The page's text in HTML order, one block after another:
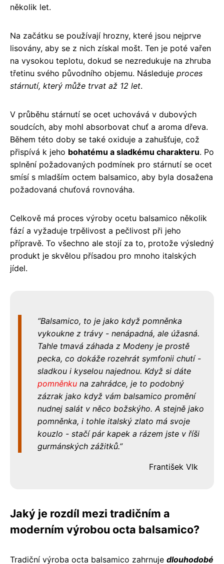
několik let.
Na začátku se používají hrozny, které jsou nejprve
lisovány, aby se z nich získal mošt. Ten je poté vařen
na vysokou teplotu, dokud se nezredukuje na zhruba
třetinu svého původního objemu. Následuje proces
stárnutí, který může trvat až 12 let.
V průběhu stárnutí se ocet uchovává v dubových
soudcích, aby mohl absorbovat chuť a aroma dřeva.
Během této doby se také oxiduje a zahušťuje, což
přispívá k jeho bohatému a sladkému charakteru. Po
splnění požadovaných podmínek pro stárnutí se ocet
smísí s mladším octem balsamico, aby byla dosažena
požadovaná chuťová rovnováha.
Celkově má proces výroby ocetu balsamico několik
fází a vyžaduje trpělivost a pečlivost při jeho
přípravě. To všechno ale stojí za to, protože výsledný
produkt je skvělou přísadou pro mnoho italských
jídel.
Balsamico, to je jako když pomněnka
vykoukne z trávy - nenápadná, ale úžasná.
Tahle tmavá záhada z Modeny je prostě
pecka, co dokáže rozehrát symfonii chutí -
sladkou i kyselou najednou. Když si dáte
pomněnku na zahrádce, je to podobný
zázrak jako když vám balsamico promění
nudnej salát v něco božskýho. A stejně jako
pomněnka, i tohle italský zlato má svoje
kouzlo - stačí pár kapek a rázem jste v říši
gurmánských zážitků.
František Vlk
Jaký je rozdíl mezi tradičním a
moderním výrobou octa balsamico?
Tradiční výroba octa balsamico zahrnuje dlouhodobé